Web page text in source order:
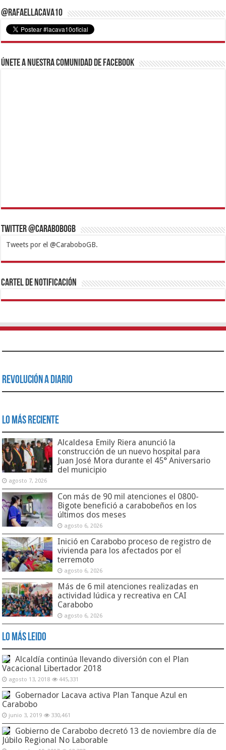
@RafaelLacava10
Únete a nuestra comunidad de Facebook
Twitter @CaraboboGB
Tweets por el @CaraboboGB.
1xbetBetturkeyBetistKralbetSupertotobetTipobetMatadorbetMariobet
https://mvbcasino.com/
Cartel de Notificación
Revolución a Diario
Lo Más Reciente
Alcaldesa Emily Riera anunció la
construcción de un nuevo hospital para
Juan José Mora durante el 45° Aniversario
del municipio
agosto 7, 2026
Con más de 90 mil atenciones el 0800-
Bigote benefició a carabobeños en los
últimos dos meses
agosto 6, 2026
Inició en Carabobo proceso de registro de
vivienda para los afectados por el
terremoto
agosto 6, 2026
Más de 6 mil atenciones realizadas en
actividad lúdica y recreativa en CAI
Carabobo
agosto 6, 2026
Lo Más Leido
Alcaldía continúa llevando diversión con el Plan
Vacacional Libertador 2018
agosto 13, 2018 445,331
Gobernador Lacava activa Plan Tanque Azul en
Carabobo
junio 3, 2019 330,461
Gobierno de Carabobo decretó 13 de noviembre día de
Júbilo Regional No Laborable